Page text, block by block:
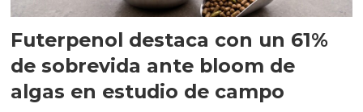
Futerpenol destaca con un 61%
de sobrevida ante bloom de
algas en estudio de campo